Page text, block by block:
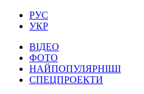
РУС
УКР
ВІДЕО
ФОТО
НАЙПОПУЛЯРНІШІ
СПЕЦПРОЕКТИ